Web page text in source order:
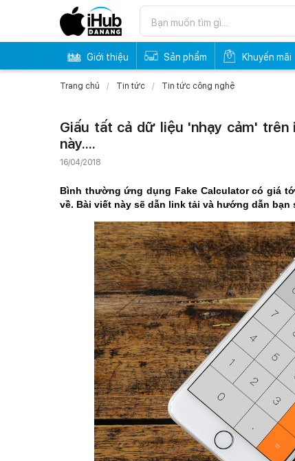
Giới thiệu Sản phẩm Khuyến mãi
Trang chủ Tin tức Tin tức công nghệ
Giấu tất cả dữ liệu 'nhạy cảm'
này....
16/04/2018
Bình thường ứng dụng Fake Calculator có giá
về. Bài viết này sẽ dẫn link tải và hướng dẫn bạn